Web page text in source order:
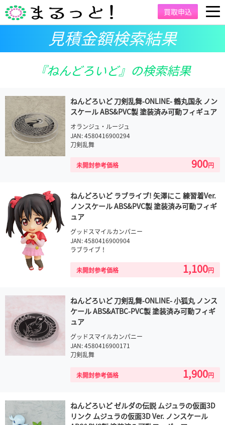
買取申込
見積金額検索結果
『ねんどろいど』の検索結果
ねんどろいど 刀剣乱舞-ONLINE- 鶴丸国永 ノン
スケール ABS&PVC製 塗装済み可動フィギュア
オランジュ・ルージュ
JAN: 4580416900294
刀剣乱舞
未開封参考価格 900円
ねんどろいど ラブライブ! 矢澤にこ 練習着Ver.
ノンスケール ABS&PVC製 塗装済み可動フィギ
ュア
グッドスマイルカンパニー
JAN: 4580416900904
ラブライブ！
未開封参考価格 1,100円
ねんどろいど 刀剣乱舞-ONLINE- 小狐丸 ノンス
ケール ABS&ATBC-PVC製 塗装済み可動フィギ
ュア
グッドスマイルカンパニー
JAN: 4580416900171
刀剣乱舞
未開封参考価格 1,900円
ねんどろいど ゼルダの伝説 ムジュラの仮面3D
リンク ムジュラの仮面3D Ver. ノンスケール